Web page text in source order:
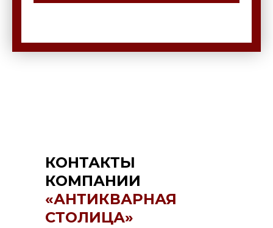
КОНТАКТЫ
КОМПАНИИ
«АНТИКВАРНАЯ
СТОЛИЦА»